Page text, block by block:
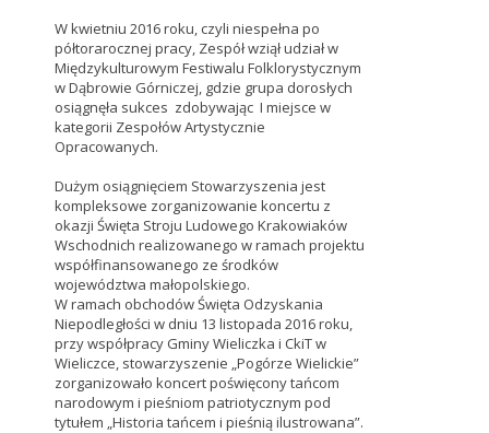
W kwietniu 2016 roku, czyli niespełna po
półtorarocznej pracy, Zespół wziął udział w
Międzykulturowym Festiwalu Folklorystycznym
w Dąbrowie Górniczej, gdzie grupa dorosłych
osiągnęła sukces zdobywając I miejsce w
kategorii Zespołów Artystycznie
Opracowanych.
Dużym osiągnięciem Stowarzyszenia jest
kompleksowe zorganizowanie koncertu z
okazji Święta Stroju Ludowego Krakowiaków
Wschodnich realizowanego w ramach projektu
współfinansowanego ze środków
województwa małopolskiego.
W ramach obchodów Święta Odzyskania
Niepodległości w dniu 13 listopada 2016 roku,
przy współpracy Gminy Wieliczka i CkiT w
Wieliczce, stowarzyszenie „Pogórze Wielickie”
zorganizowało koncert poświęcony tańcom
narodowym i pieśniom patriotycznym pod
tytułem „Historia tańcem i pieśnią ilustrowana”.